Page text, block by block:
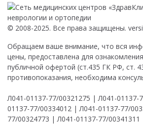
© 2008-2025. Все права защищены.
Обращаем ваше внимание, что вся
цены, предоставлена для
публичной офертой (ст.435 ГК РФ, ст.
противопоказания, необходима
Л041-01137-77/00321275 | Л041-01137-
01137-77/00334012 | Л041-01137-77/
77/00324773 | Л041-01137-77/